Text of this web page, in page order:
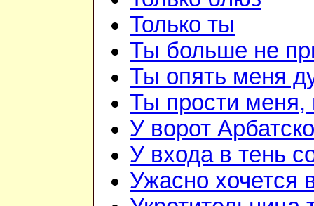
Только ты
Ты больше не
Ты опять меня
Ты прости
У ворот
У входа в тень
Ужасно хочется